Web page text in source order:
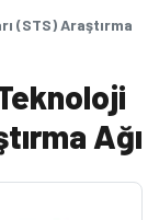
(STS) Araştırma
Ağı